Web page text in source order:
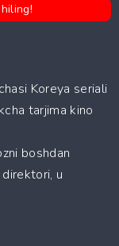
Koreya seriali
tarjima kino
boshdan
u